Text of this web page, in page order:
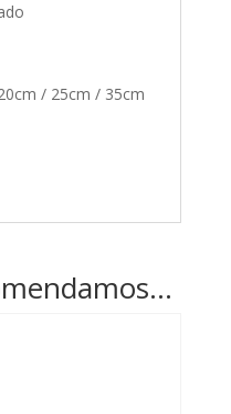
/ 25cm / 35cm